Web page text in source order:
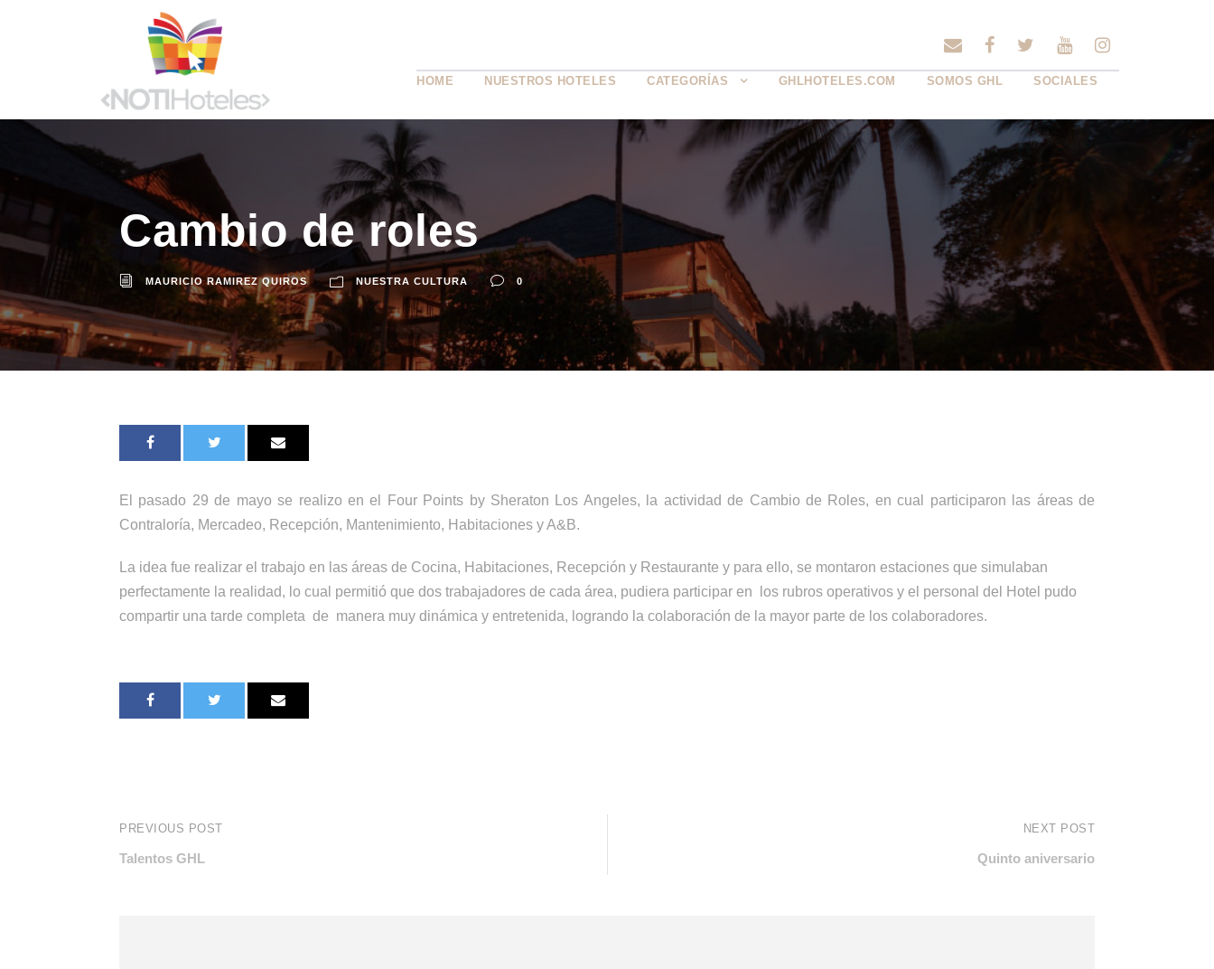
HOME NUESTROS HOTELES CATEGORÍAS GHLHOTELES.COM SOMOS GHL SOCIALES
Cambio de roles
MAURICIO RAMIREZ QUIROS NUESTRA CULTURA 0
El pasado 29 de mayo se realizo en el Four Points by Sheraton Los Angeles, la actividad de Cambio de Roles, en cual participaron las áreas de
Contraloría, Mercadeo, Recepción, Mantenimiento, Habitaciones y A&B.
La idea fue realizar el trabajo en las áreas de Cocina, Habitaciones, Recepción y Restaurante y para ello, se montaron estaciones que simulaban
perfectamente la realidad, lo cual permitió que dos trabajadores de cada área, pudiera participar en los rubros operativos y el personal del Hotel pudo
compartir una tarde completa de manera muy dinámica y entretenida, logrando la colaboración de la mayor parte de los colaboradores.
PREVIOUS POST
Talentos GHL
NEXT POST
Quinto aniversario